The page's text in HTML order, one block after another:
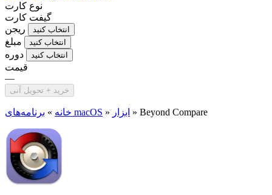
نوع کارت
گیفت کارت
ریجن
انتخاب کنید
مبلغ انتخاب کنید
دوره انتخاب کنید
قیمت
—
خرید + تحویل آنی
خانه » برنامه‌های macOS » ابزار » Beyond Compare